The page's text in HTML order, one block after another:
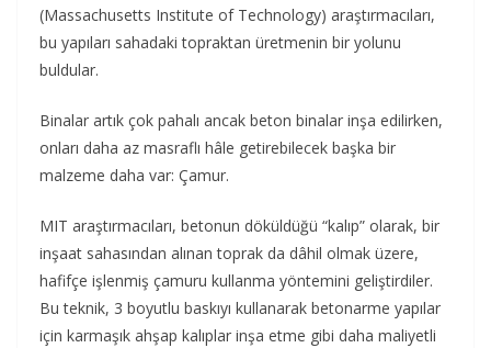
(Massachusetts Institute of Technology) araştırmacıları,
bu yapıları sahadaki topraktan üretmenin bir yolunu
buldular.
Binalar artık çok pahalı ancak beton binalar inşa edilirken,
onları daha az masraflı hâle getirebilecek başka bir
malzeme daha var: Çamur.
MIT araştırmacıları, betonun döküldüğü “kalıp” olarak, bir
inşaat sahasından alınan toprak da dâhil olmak üzere,
hafifçe işlenmiş çamuru kullanma yöntemini geliştirdiler.
Bu teknik, 3 boyutlu baskıyı kullanarak betonarme yapılar
için karmaşık ahşap kalıplar inşa etme gibi daha maliyetli